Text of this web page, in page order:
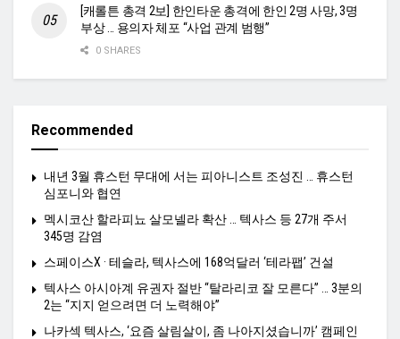
[캐롤튼 총격 2보] 한인타운 총격에 한인 2명 사망, 3명
부상 … 용의자 체포 “사업 관계 범행”
0 SHARES
Recommended
내년 3월 휴스턴 무대에 서는 피아니스트 조성진 … 휴스턴
심포니와 협연
멕시코산 할라피뇨 살모넬라 확산 … 텍사스 등 27개 주서
345명 감염
스페이스X · 테슬라, 텍사스에 168억달러 ‘테라팹’ 건설
텍사스 아시아계 유권자 절반 “탈라리코 잘 모른다” … 3분의
2는 “지지 얻으려면 더 노력해야”
나카섹 텍사스, ‘요즘 살림살이, 좀 나아지셨습니까’ 캠페인